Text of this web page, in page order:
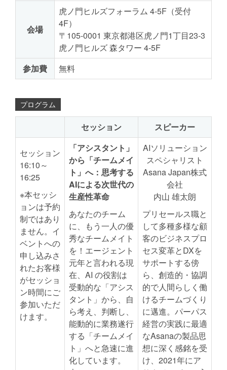
会場
虎ノ門ヒルズフォーラム 4-5F（受付
4F）
〒105-0001 東京都港区虎ノ門1丁目23-3
虎ノ門ヒルズ 森タワー 4-5F
参加費
無料
プログラム
セッション スピーカー
セッション
16:10～
16:25
※本セッシ
ョンは予約
制ではあり
ません。イ
ベントへの
申し込みさ
れたお客様
がセッショ
ン時間にご
参加いただ
けます。
「アシスタント」
から「チームメイ
ト」へ：思考する
AIによる次世代の
生産性革命
あなたのチーム
に、もう一人の優
秀なチームメイト
を！エージェント
元年と言われる現
在、AI の役割は
受動的な「アシス
タント」から、自
ら考え、判断し、
能動的に業務遂行
する「チームメイ
ト」へと急速に進
化しています。
AIソリューション
スペシャリスト
Asana Japan株式
会社
内山 雄太朗
プリセールス職と
して多種多様な顧
客のビジネスプロ
セス変革とDXを
サポートする傍
ら、創造的・協調
的で人間らしく働
けるチームづくり
に邁進。パーパス
経営の実践に最適
なAsanaの製品思
想に深く感銘を受
け、2021年にア